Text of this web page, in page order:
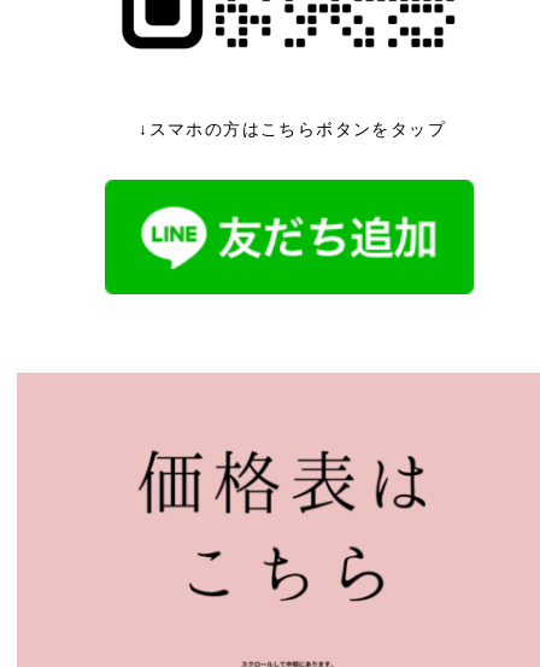
↓スマホの方はこちらボタンをタップ